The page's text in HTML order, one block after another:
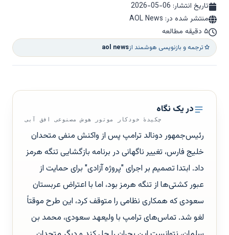
تاریخ انتشار: 2026-05-06
منتشر شده در: AOL News
۵ دقیقه مطالعه
ترجمه و بازنویسی هوشمند ازaol news
در یک نگاه
چکیدهٔ خودکار موتور هوش مصنوعی افق آبی
رئیس‌جمهور دونالد ترامپ پس از واکنش منفی متحدان
خلیج فارس، تغییر ناگهانی در برنامه بازگشایی تنگه هرمز
داد. ابتدا تصمیم بر اجرای "پروژه آزادی" برای حمایت از
عبور کشتی‌ها از تنگه هرمز بود، اما با اعتراض عربستان
سعودی که همکاری نظامی را متوقف کرد، این طرح موقتاً
لغو شد. تماس‌های ترامپ با ولیعهد سعودی، محمد بن